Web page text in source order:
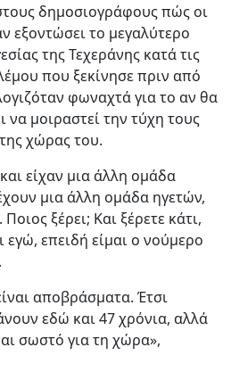
δημοσιογράφους πώς οι
εξοντώσει το μεγαλύτερο
της Τεχεράνης κατά τις
που ξεκίνησε πριν από
φωναχτά για το αν θα
να μοιραστεί την τύχη τους
χώρας του.
είχαν μια άλλη ομάδα
μια άλλη ομάδα ηγετών,
ξέρει; Και ξέρετε κάτι,
εγώ, επειδή είμαι ο νούμερο
αποβράσματα. Έτσι
εδώ και 47 χρόνια, αλλά
σωστό για τη χώρα»,